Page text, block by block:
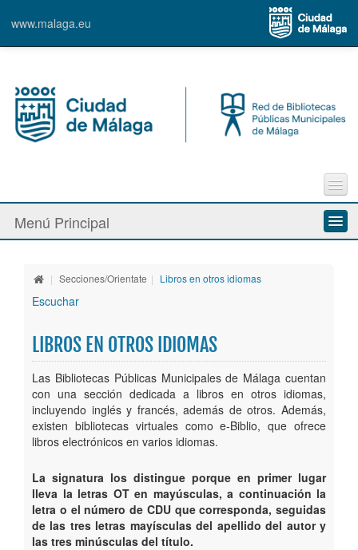
www.malaga.eu
Trámites en línea
e-Biblio
Menú Principal
Nuestras bibliotecas
Servicios
Secciones/Orientate
Busca tu libro
Agenda
| Secciones/Orientate | Libros en otros idiomas
Escuchar
LIBROS EN OTROS IDIOMAS
Las Bibliotecas Públicas Municipales de Málaga cuentan
con una sección dedicada a libros en otros idiomas,
incluyendo inglés y francés, además de otros. Además,
existen bibliotecas virtuales como e-Biblio, que ofrece
libros electrónicos en varios idiomas.
La signatura los distingue porque en primer lugar
lleva la letras OT en mayúsculas, a continuación la
letra o el número de CDU que corresponda, seguidas
de las tres letras mayísculas del apellido del autor y
las tres minúsculas del título.